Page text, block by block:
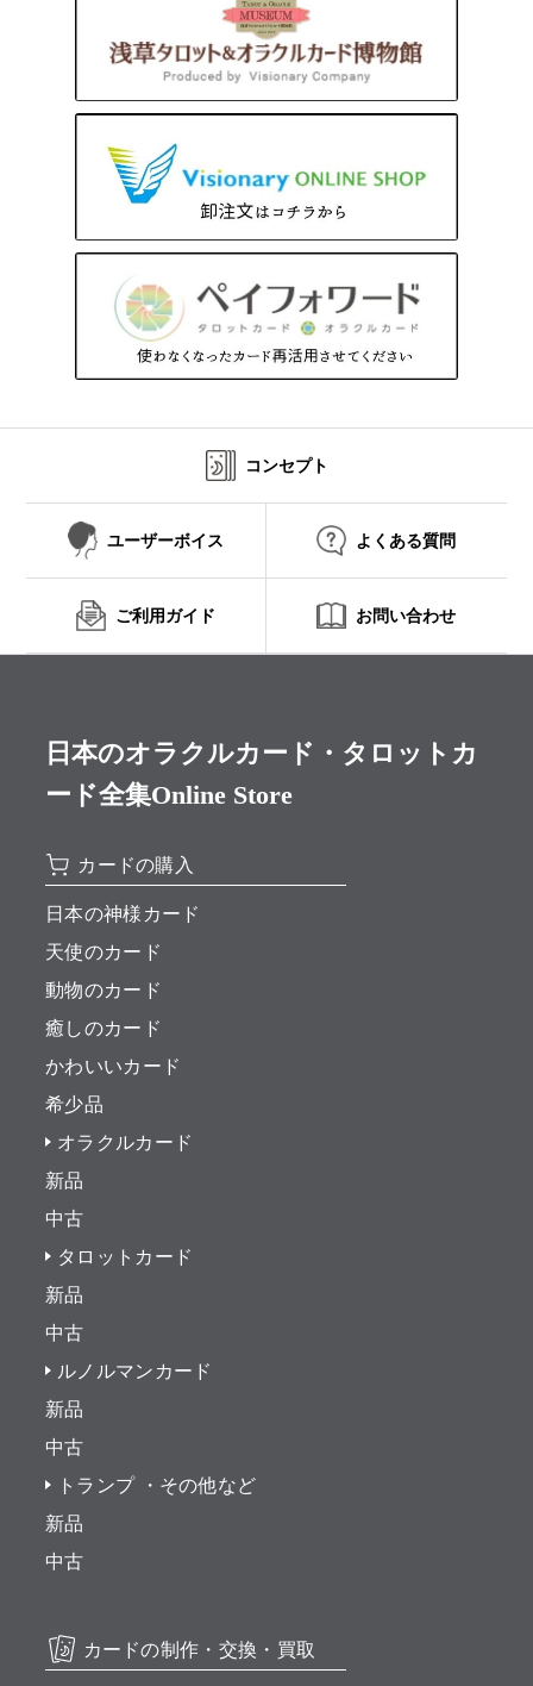
コンセプト
ユーザーボイス よくある質問
ご利用ガイド お問い合わせ
日本のオラクルカード・タロットカ
ード全集Online Store
カードの購入
日本の神様カード
天使のカード
動物のカード
癒しのカード
かわいいカード
希少品
オラクルカード
新品
中古
タロットカード
新品
中古
ルノルマンカード
新品
中古
トランプ ・その他など
新品
中古
カードの制作・交換・買取